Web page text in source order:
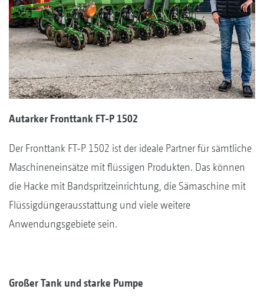
Autarker Fronttank FT-P 1502
Der Fronttank FT-P 1502 ist der ideale Partner für sämtliche
Maschineneinsätze mit flüssigen Produkten. Das können
die Hacke mit Bandspritzeinrichtung, die Sämaschine mit
Flüssigdüngerausstattung und viele weitere
Anwendungsgebiete sein.
Großer Tank und starke Pumpe